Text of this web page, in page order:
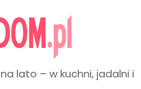
lato – w kuchni, jadalni i